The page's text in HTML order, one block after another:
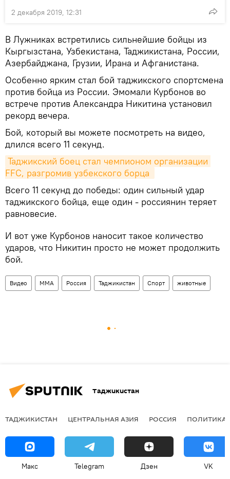
2 декабря 2019, 12:31
В Лужниках встретились сильнейшие бойцы из
Кыргызстана, Узбекистана, Таджикистана, России,
Азербайджана, Грузии, Ирана и Афганистана.
Особенно ярким стал бой таджикского спортсмена
против бойца из России. Эмомали Курбонов во
встрече против Александра Никитина установил
рекорд вечера.
Бой, который вы можете посмотреть на видео,
длился всего 11 секунд.
Таджикский боец стал чемпионом организации
FFC, разгромив узбекского борца
Всего 11 секунд до победы: один сильный удар
таджикского бойца, еще один - россиянин теряет
равновесие.
И вот уже Курбонов наносит такое количество
ударов, что Никитин просто не может продолжить
бой.
Видео ММА Россия Таджикистан Спорт животные
Таджикистан
ТАДЖИКИСТАН ЦЕНТРАЛЬНАЯ АЗИЯ РОССИЯ ПОЛИТИКА
Макс Telegram Дзен VK